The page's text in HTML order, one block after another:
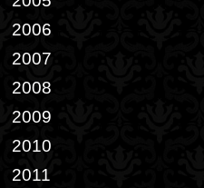
2006
2007
2008
2009
2010
2011